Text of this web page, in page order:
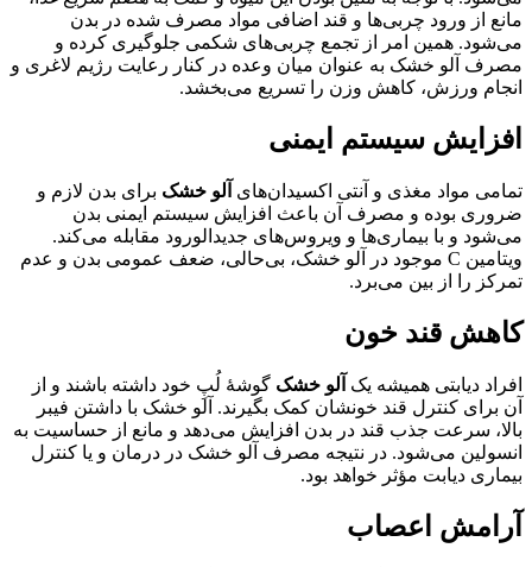
مانع از ورود چربی‌ها و قند اضافی مواد مصرف شده در بدن
می‌شود. همین امر از تجمع چربی‌های شکمی جلوگیری کرده و
مصرف آلو خشک به عنوان میان وعده در کنار رعایت رژیم لاغری و
انجام ورزش، کاهش وزن را تسریع می‌بخشد.
افزایش سیستم ایمنی
تمامی مواد مغذی و آنتی اکسیدان‌های آلو خشک برای بدن لازم و
ضروری بوده و مصرف آن باعث افزایش سیستم ایمنی بدن
می‌شود و با بیماری‌ها و ویروس‌های جدیدالورود مقابله می‌کند.
ویتامین C موجود در آلو خشک، بی‌حالی، ضعف عمومی بدن و عدم
تمرکز را از بین می‌برد.
کاهش قند خون
افراد دیابتی همیشه یک آلو خشک گوشۀ لُپِ خود داشته باشند و از
آن برای کنترل قند خونشان کمک بگیرند. آلو خشک با داشتن فیبر
بالا، سرعت جذب قند در بدن افزایش می‌دهد و مانع از حساسیت به
انسولین می‌شود. در نتیجه مصرف آلو خشک در درمان و یا کنترل
بیماری دیابت مؤثر خواهد بود.
آرامش اعصاب